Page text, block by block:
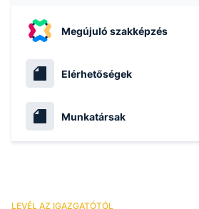
Megújuló szakképzés
Elérhetőségek
Munkatársak
LEVÉL AZ IGAZGATÓTÓL